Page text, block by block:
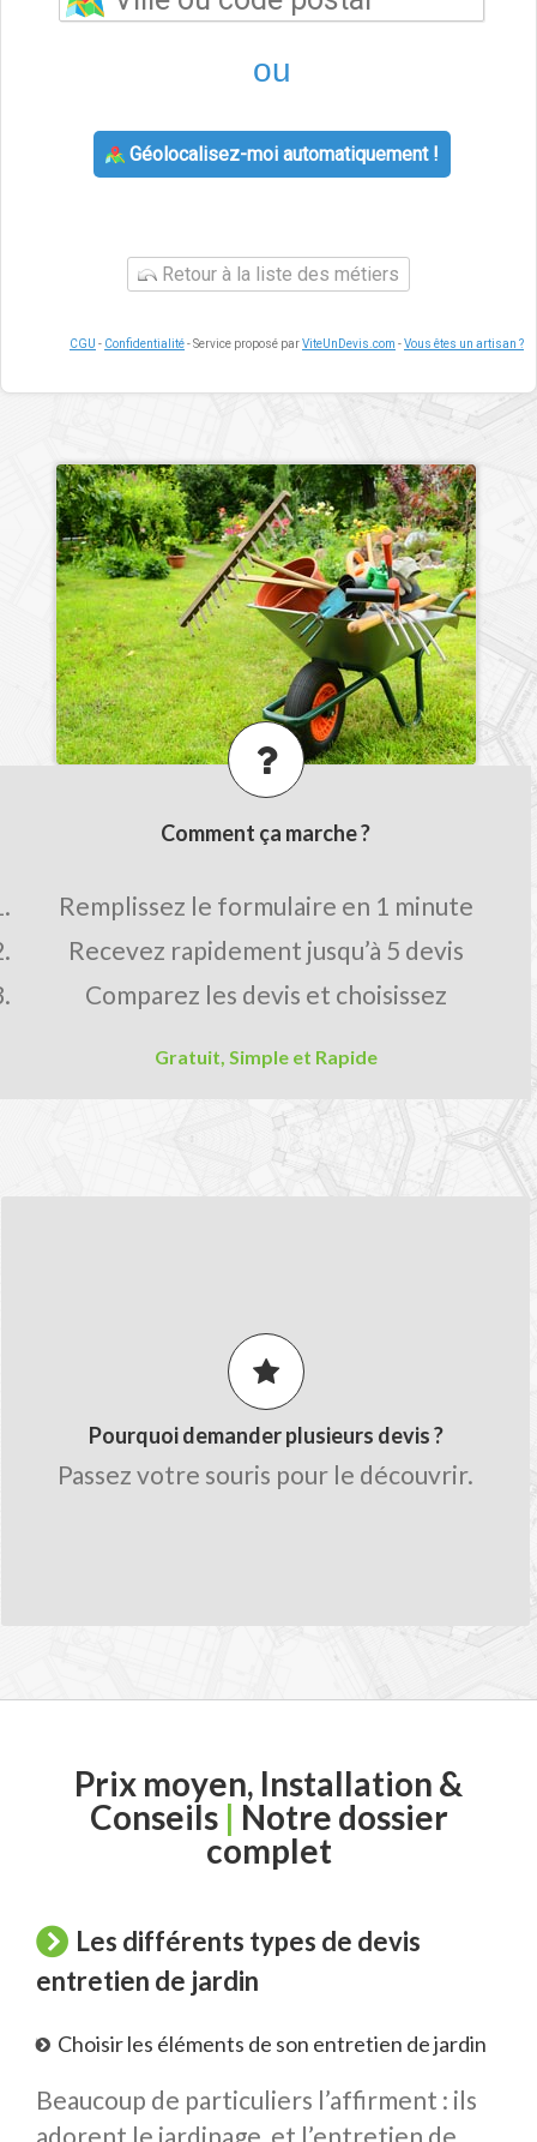
ou
Géolocalisez-moi automatiquement !
Retour à la liste des métiers
CGU - Confidentialité- Service proposé parViteUnDevis.com -Vous êtes un artisan ?
Comment ça marche ?
Remplissez le formulaire en 1 minute
Recevez rapidement jusqu’à 5 devis
Comparez les devis et choisissez
Gratuit, Simple et Rapide
Pourquoi demander plusieurs devis ?
Passez votre souris pour le découvrir.
meilleur tarif.
Obtenez des conseils de la part des
artisans.
Gagnez du temps sur le chiffrage avec
une seule demande.
Prix moyen, Installation &
Conseils | Notre dossier
complet
Les différents types de devis
entretien de jardin
Choisir les éléments de son entretien de jardin
Beaucoup de particuliers l’affirment : ils
adorent le jardinage, et l’entretien de